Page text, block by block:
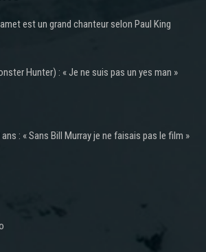
est un grand chanteur selon Paul King
Hunter) : « Je ne suis pas un yes man »
: « Sans Bill Murray je ne faisais pas le film »